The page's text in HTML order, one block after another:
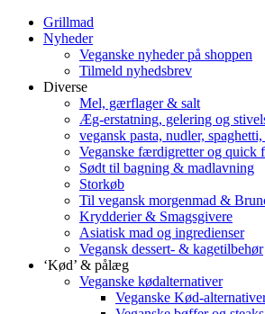
Grillmad
Nyheder
Veganske nyheder på shoppen
Tilmeld nyhedsbrev
Diverse
Mel, gærflager & salt
Æg-erstatning, gelering og
vegansk pasta, nudler,
Veganske færdigretter og quick
Sødt til bagning & madlavning
Storkøb
Til vegansk morgenmad &
Krydderier & Smagsgivere
Asiatisk mad og ingredienser
Vegansk dessert- & kagetilbehør
‘Kød’ & pålæg
Veganske kødalternativer
Veganske Kød-